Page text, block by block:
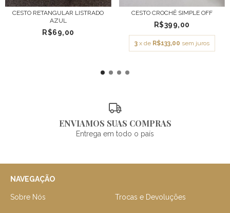
CESTO RETANGULAR LISTRADO
AZUL
R$69,00
CESTO CROCHÊ SIMPLE OFF
R$399,00
3 x de R$133,00 sem juros
ENVIAMOS SUAS COMPRAS
Entrega em todo o país
NAVEGAÇÃO
Sobre Nós Trocas e Devoluções